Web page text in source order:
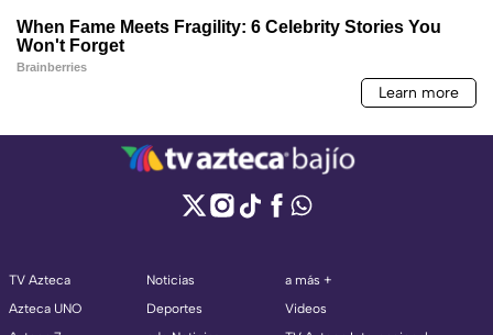
TV Azteca
Azteca UNO
Noticias
Deportes
a más +
Videos